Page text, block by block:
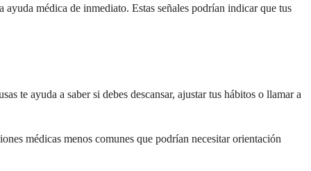
médica de inmediato. Estas señales podrían indicar que tus
te ayuda a saber si debes descansar, ajustar tus hábitos o llamar a
médicas menos comunes que podrían necesitar orientación